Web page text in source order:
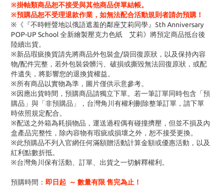
※掛軸類商品恕不接受與其他商品併單結帳。
※預購品恕不受理退款作業，如無法配合活動規則者請勿預購！
※《『不時輕聲地以俄語遮羞的鄰座艾莉同學』5th Anniversary
POP-UP School 全新繪製壓克力色紙 艾莉》將預定商品抵台後
陸續出貨。
※新品瑕疵換貨請先將商品外包裝盒/袋回復原狀，以及保持內容
物/配件完整，若外包裝袋髒污、破損或撕毀無法回復原狀，或配
件遺失，將影響您的退換貨權益。
※所有商品以實物為準，圖片僅供示意參考。
※因應出貨時間，預購商品請獨立下單。若一筆訂單同時包含「預
購品」與「非預購品」，台灣角川有權利刪除整筆訂單，請下單
時依照規定配合。
※配送之外箱為耗損物品，運送過程偶有碰撞擠壓，但並不損及內
盒產品完整性，除內容物有瑕疵或損壞之外，恕不接受更換。
※此預購品不列入官網任何滿額贈活動計算金額或優惠活動，以及
紅利點數折抵。
※台灣角川保有活動、訂單、出貨之一切解釋權利。
預購時間： 即日起 ～ 數量有限 售完為止！